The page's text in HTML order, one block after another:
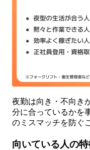
夜勤は向き・不向き
分に合っているかを
のミスマッチを防ぐ
向いている人の